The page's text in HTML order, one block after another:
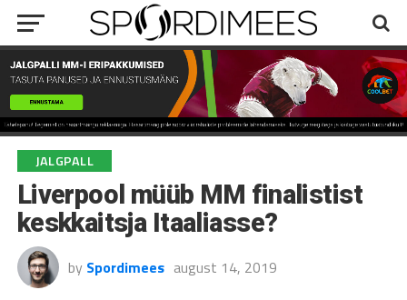
JALGPALL
Liverpool müüb MM finalistist
keskkaitsja Itaaliasse?
by Spordimees august 14, 2019